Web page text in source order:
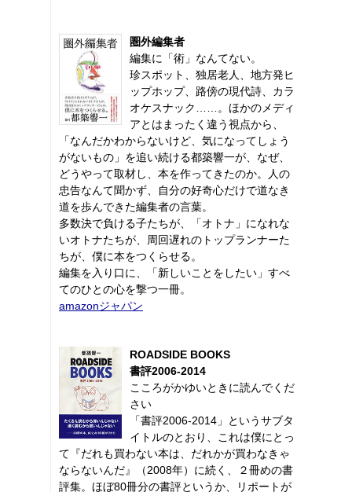
圏外編集者
編集に「術」なんてない。
珍スポット、独居老人、地方発ヒ
ップホップ、路傍の現代詩、カラ
オケスナック……。ほかのメディ
アとはまったく違う視点から、
「なんだかわからないけど、気になってしょう
がないもの」を追い続ける都築響一が、なぜ、
どうやって取材し、本を作ってきたのか。人の
忠告なんて聞かず、自分の好奇心だけで道なき
道を歩んできた編集者の言葉。
多数決で負ける子たちが、「オトナ」になれな
いオトナたちが、周回遅れのトップランナーた
ちが、僕に本をつくらせる。
編集を入り口に、「新しいことをしたい」すべ
てのひとの心を撃つ一冊。
amazonジャパン
ROADSIDE BOOKS
書評2006-2014
こころがかゆいときに読んでくだ
さい
「書評2006-2014」というサブタ
イトルのとおり、これは僕にとっ
て『だれも買わない本は、だれかが買わなきゃ
ならないんだ』（2008年）に続く、２冊めの書
評集。ほぼ80冊分の書評というか、リポートが